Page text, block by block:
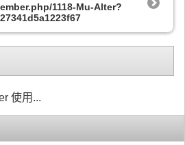
1118-Mu-Alter?
使用...